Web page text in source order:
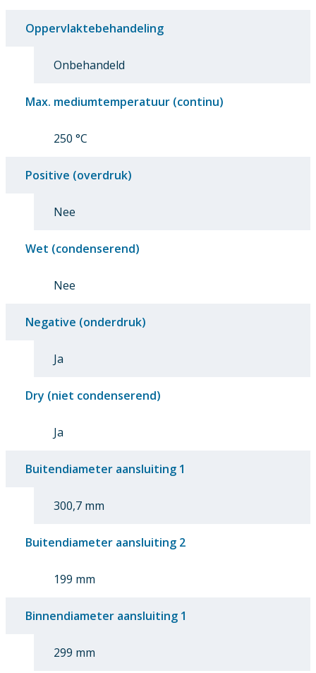
Oppervlaktebehandeling
Onbehandeld
Max. mediumtemperatuur (continu)
250 °C
Positive (overdruk)
Nee
Wet (condenserend)
Nee
Negative (onderdruk)
Ja
Dry (niet condenserend)
Ja
Buitendiameter aansluiting 1
300,7 mm
Buitendiameter aansluiting 2
199 mm
Binnendiameter aansluiting 1
299 mm